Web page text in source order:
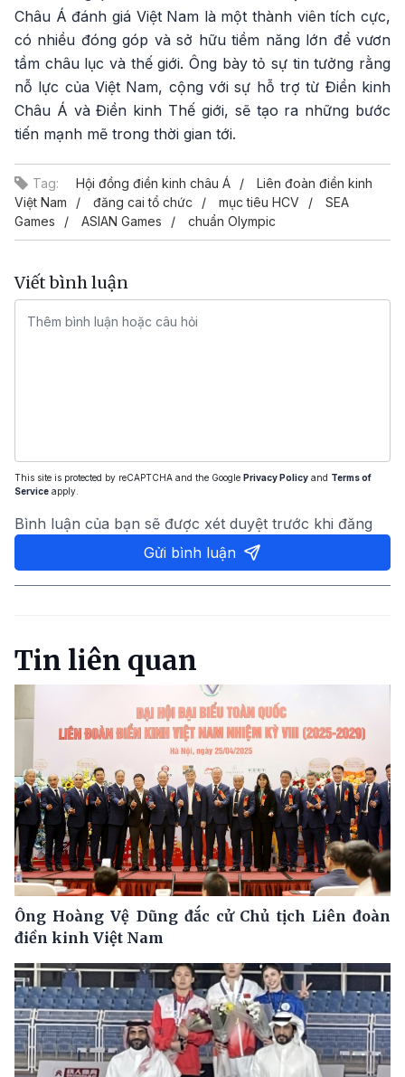
Châu Á đánh giá Việt Nam là một thành viên tích cực,
có nhiều đóng góp và sở hữu tiềm năng lớn để vươn
tầm châu lục và thế giới. Ông bày tỏ sự tin tưởng rằng
nỗ lực của Việt Nam, cộng với sự hỗ trợ từ Điền kinh
Châu Á và Điền kinh Thế giới, sẽ tạo ra những bước
tiến mạnh mẽ trong thời gian tới.
Tag: Hội đồng điền kinh châu Á
Liên đoàn điền kinh
Việt Nam
đăng cai tổ chức mục tiêu HCV
SEA
Games
ASIAN Games chuẩn Olympic
Viết bình luận
This site is protected by reCAPTCHA and the Google Privacy Policy and Terms of
Service apply.
Bình luận của bạn sẽ được xét duyệt trước khi đăng
Gửi bình luận
Tin liên quan
Ông Hoàng Vệ Dũng đắc cử Chủ tịch Liên đoàn
điền kinh Việt Nam